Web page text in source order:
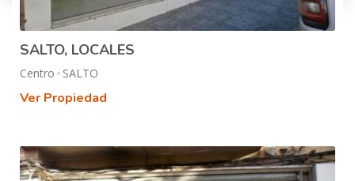
SALTO, LOCALES
Centro SALTO
Ver Propiedad